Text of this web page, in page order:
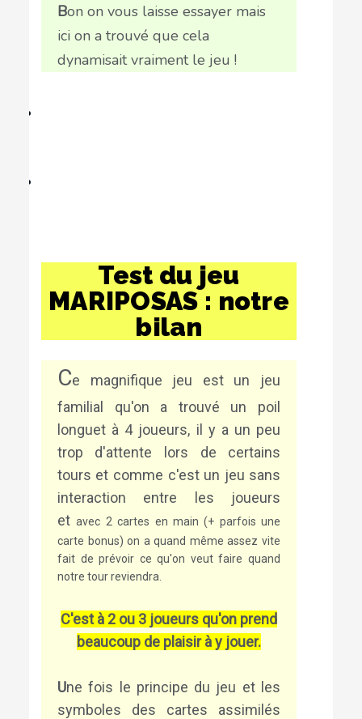
Bon on vous laisse essayer mais
ici on a trouvé que cela
dynamisait vraiment le jeu !
Test du jeu
MARIPOSAS : notre
bilan
Ce magnifique jeu est un jeu
familial qu'on a trouvé un poil
longuet à 4 joueurs, il y a un peu
trop d'attente lors de certains
tours et comme c'est un jeu sans
interaction entre les joueurs
etavec 2 cartes en main (+ parfois une
carte bonus) on a quand même assez vite
fait de prévoir ce qu'on veut faire quand
notre tour reviendra.
C'est à 2 ou 3 joueurs qu'on prend
beaucoup de plaisir à y jouer.
Une fois le principe du jeu et les
symboles des cartes assimilés